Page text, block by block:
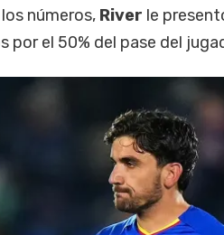
números, River le
por el 50% del pase del